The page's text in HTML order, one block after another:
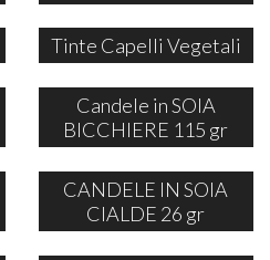
Tinte Capelli Vegetali
Candele in SOIA
BICCHIERE 115 gr
CANDELE IN SOIA
CIALDE 26 gr